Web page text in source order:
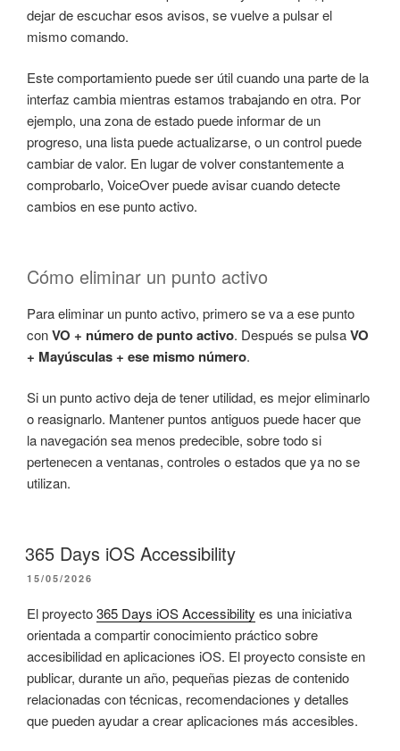
dejar de escuchar esos avisos, se vuelve a pulsar el
mismo comando.
Este comportamiento puede ser útil cuando una parte de la
interfaz cambia mientras estamos trabajando en otra. Por
ejemplo, una zona de estado puede informar de un
progreso, una lista puede actualizarse, o un control puede
cambiar de valor. En lugar de volver constantemente a
comprobarlo, VoiceOver puede avisar cuando detecte
cambios en ese punto activo.
Cómo eliminar un punto activo
Para eliminar un punto activo, primero se va a ese punto
conVO + número de punto activo. Después se pulsaVO
+ Mayúsculas + ese mismo número.
Si un punto activo deja de tener utilidad, es mejor eliminarlo
o reasignarlo. Mantener puntos antiguos puede hacer que
la navegación sea menos predecible, sobre todo si
pertenecen a ventanas, controles o estados que ya no se
utilizan.
365 Days iOS Accessibility
PUBLICADO
15/05/2026
El proyecto365 Days iOS Accessibility es una iniciativa
orientada a compartir conocimiento práctico sobre
accesibilidad en aplicaciones iOS. El proyecto consiste en
publicar, durante un año, pequeñas piezas de contenido
relacionadas con técnicas, recomendaciones y detalles
que pueden ayudar a crear aplicaciones más accesibles.